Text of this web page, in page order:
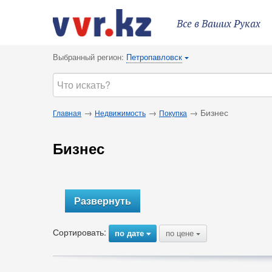
Все в Ваших Руках
Выбранный регион: Петропавловск {
Главная → Недвижимость → Покупка → Бизнес
Бизнес
Развернуть
Сортировать: по дате{ по цене {